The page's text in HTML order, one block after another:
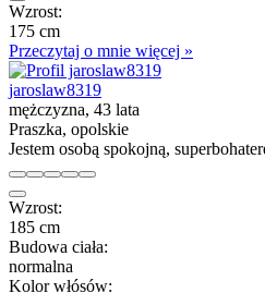
Wzrost:
175 cm
Przeczytaj o mnie więcej »
jaroslaw8319
mężczyzna, 43 lata
Praszka, opolskie
Jestem osobą spokojną,
Wzrost:
185 cm
Budowa ciała:
normalna
Kolor włósów: